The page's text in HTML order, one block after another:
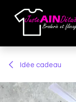
Idée cadeau